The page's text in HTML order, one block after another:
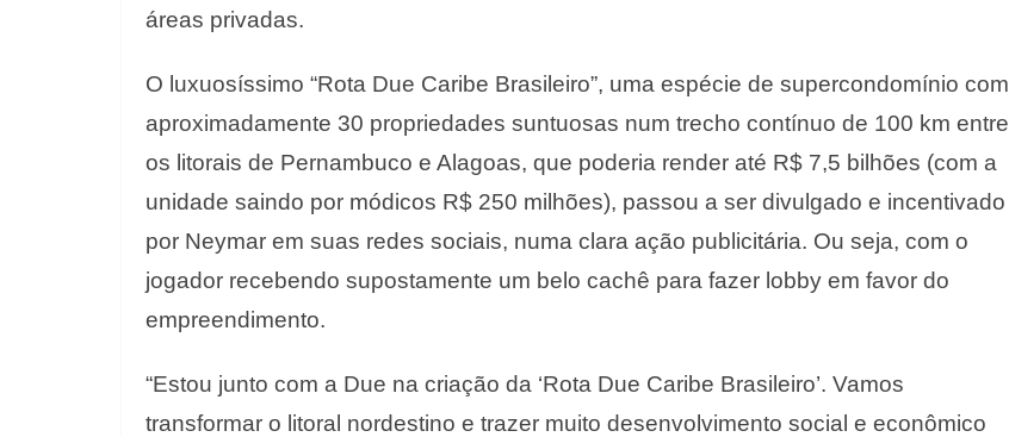
áreas privadas.
O luxuosíssimo “Rota Due Caribe Brasileiro”, uma espécie de supercondomínio com
aproximadamente 30 propriedades suntuosas num trecho contínuo de 100 km entre
os litorais de Pernambuco e Alagoas, que poderia render até R$ 7,5 bilhões (com a
unidade saindo por módicos R$ 250 milhões), passou a ser divulgado e incentivado
por Neymar em suas redes sociais, numa clara ação publicitária. Ou seja, com o
jogador recebendo supostamente um belo cachê para fazer lobby em favor do
empreendimento.
“Estou junto com a Due na criação da ‘Rota Due Caribe Brasileiro’. Vamos
transformar o litoral nordestino e trazer muito desenvolvimento social e econômico